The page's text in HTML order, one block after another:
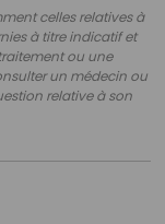
celles relatives à
à titre indicatif et
ou une
un médecin ou
relative à son